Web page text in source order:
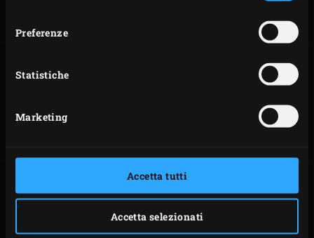
Preferenze
Statistiche
Marketing
Accetta tutti
Accetta selezionati
MANUTENZIONE